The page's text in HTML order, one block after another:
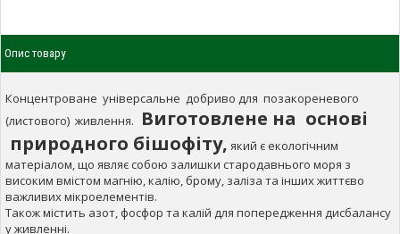
Опис товару
Концентроване універсальне добриво для позакореневого
(листового) живлення.
Виготовлене на основі
природного бішофіту, який є екологічним
матеріалом, що являє собою залишки стародавнього моря з
високим вмістом магнію, калію, брому, заліза та інших життєво
важливих мікроелементів.
Також містить азот, фосфор та калій для попередження дисбалансу
у живленні.